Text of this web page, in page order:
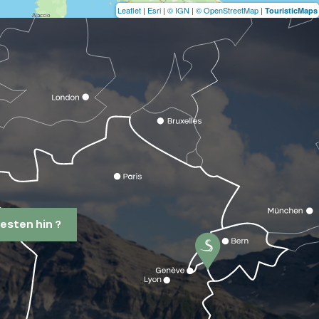
Leaflet | Esri | © IGN | © OpenStreetMap | TouristicMaps
hin ?